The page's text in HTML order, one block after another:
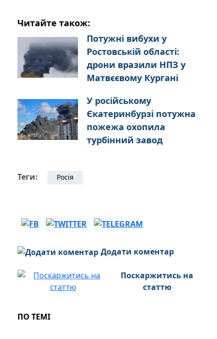
Читайте також:
Потужні вибухи у
Ростовській області:
дрони вразили НПЗ у
Матвєєвому Кургані
У російському
Єкатеринбурзі потужна
пожежа охопила
турбінний завод
Теги: Росія
Додати коментар
Поскаржитись на
статтю
ПО ТЕМІ